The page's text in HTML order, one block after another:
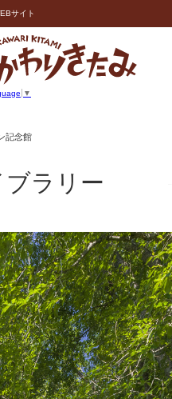
サイト
▼
記念館
ラリー